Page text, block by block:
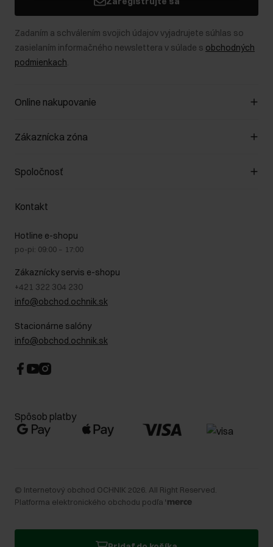
Zadaním a schválením svojich údajov vyjadrujete súhlas so
zasielaním informačného newslettera v súlade s obchodných
podmienkach.
Online nakupovanie
Spravovať súbory cookie
Spôsob platby
Vrátenie
Zákaznícka zóna
Zákazníky klub
Pravidlá propagácie
Starostlivosť o kožu
Bezpečné nakupovanie
Blog
Najčastejšie kladené otázky (FAQ)
Spoločnosť
O nás
GDPR - Zásady ochrany osobných údajov
Právne informácie
Kontakt
Hotline e-shopu
po-pi: 09:00 – 17:00
Zákaznícky servis e-shopu
+421 322 304 230
info@obchod.ochnik.sk
Stacionárne salóny
info@obchod.ochnik.sk
Spôsob platby
© Internetový obchod OCHNIK 2026 . All Right Reserved.
Platforma elektronického obchodu podľa